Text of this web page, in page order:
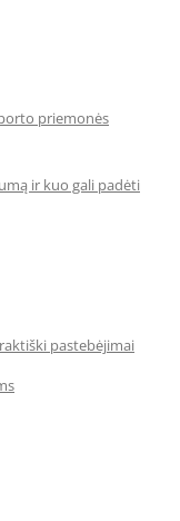
priemonės
ir kuo gali padėti
pastebėjimai